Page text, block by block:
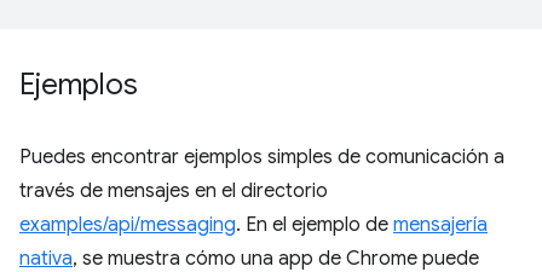
Ejemplos
Puedes encontrar ejemplos simples de comunicación a
través de mensajes en el directorio
examples/api/messaging. En el ejemplo de mensajería
nativa, se muestra cómo una app de Chrome puede